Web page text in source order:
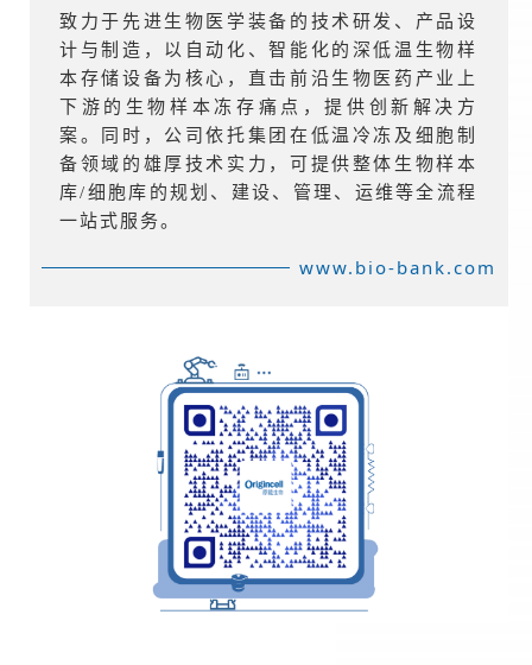
致力于先进生物医学装备的技术研发、产品设
计与制造，以自动化、智能化的深低温生物样
本存储设备为核心，直击前沿生物医药产业上
下游的生物样本冻存痛点，提供创新解决方
案。同时，公司依托集团在低温冷冻及细胞制
备领域的雄厚技术实力，可提供整体生物样本
库/细胞库的规划、建设、管理、运维等全流程
一站式服务。
www.bio-bank.com